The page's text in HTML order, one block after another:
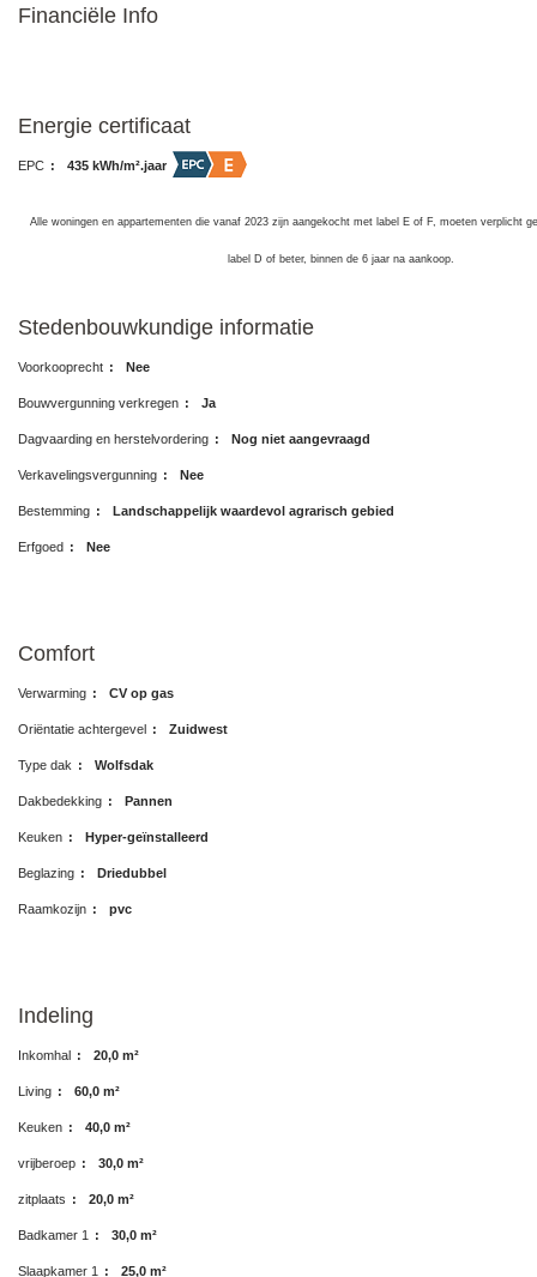
Financiële Info
Energie certificaat
EPC : 435 kWh/m².jaar
Alle woningen en appartementen die vanaf 2023 zijn aangekocht met label E of F, moeten verplicht
label D of beter, binnen de 6 jaar na aankoop.
Stedenbouwkundige informatie
Voorkooprecht : Nee
Bouwvergunning verkregen : Ja
Dagvaarding en herstelvordering : Nog niet aangevraagd
Verkavelingsvergunning : Nee
Bestemming : Landschappelijk waardevol agrarisch gebied
Erfgoed : Nee
Comfort
Verwarming : CV op gas
Oriëntatie achtergevel : Zuidwest
Type dak : Wolfsdak
Dakbedekking : Pannen
Keuken : Hyper-geïnstalleerd
Beglazing : Driedubbel
Raamkozijn : pvc
Indeling
Inkomhal : 20,0 m²
Living : 60,0 m²
Keuken : 40,0 m²
vrijberoep : 30,0 m²
zitplaats : 20,0 m²
Badkamer 1 : 30,0 m²
Slaapkamer 1 : 25,0 m²